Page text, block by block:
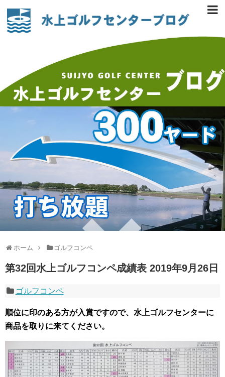
ホーム ゴルフコンペ
第32回水上ゴルフコンペ成績表 2019年9月26日
ゴルフコンペ
順位に印のある方が入賞ですので、水上ゴルフセンターに
商品を取りに来てください。